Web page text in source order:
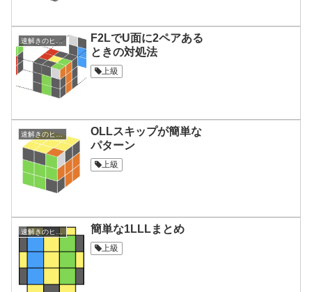
速解きのヒント集
F2LでU面に2ペアある
ときの対処法
上級
速解きのヒント集
OLLスキップが簡単な
パターン
上級
速解きのヒント集 簡単な1LLLまとめ
上級